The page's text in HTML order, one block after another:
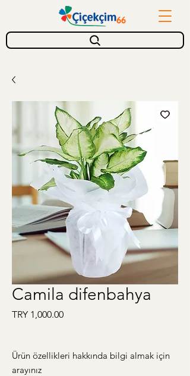
Camila difenbahya
TRY 1,000.00Price
Ürün özellikleri hakkında bilgi almak için
arayınız